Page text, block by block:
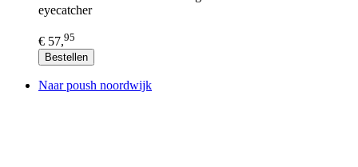
eyecatcher
€ 57,95
Bestellen
Naar poush noordwijk